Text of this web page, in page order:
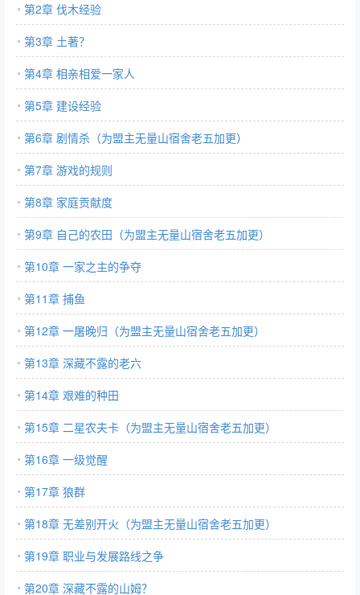
第2章 伐木经验
第3章 土著？
第4章 相亲相爱一家人
第5章 建设经验
第6章 剧情杀（为盟主无量山宿舍老五加更）
第7章 游戏的规则
第8章 家庭贡献度
第9章 自己的农田（为盟主无量山宿舍老五加更）
第10章 一家之主的争夺
第11章 捕鱼
第12章 一屠晚归（为盟主无量山宿舍老五加更）
第13章 深藏不露的老六
第14章 艰难的种田
第15章 二星农夫卡（为盟主无量山宿舍老五加更）
第16章 一级觉醒
第17章 狼群
第18章 无差别开火（为盟主无量山宿舍老五加更）
第19章 职业与发展路线之争
第20章 深藏不露的山姆？